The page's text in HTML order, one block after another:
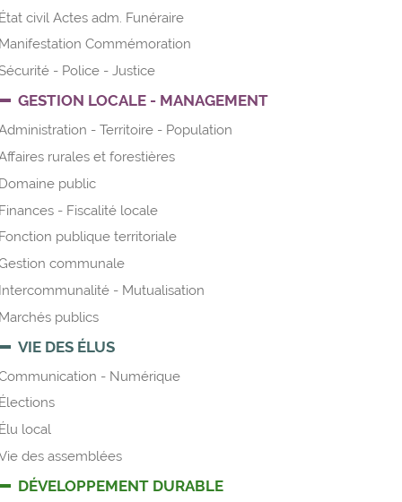
civil Actes adm. Funéraire
Commémoration
- Police - Justice
GESTION LOCALE - MANAGEMENT
- Territoire - Population
rurales et forestières
public
- Fiscalité locale
publique territoriale
communale
- Mutualisation
publics
VIE DES ÉLUS
- Numérique
local
des assemblées
DÉVELOPPEMENT DURABLE